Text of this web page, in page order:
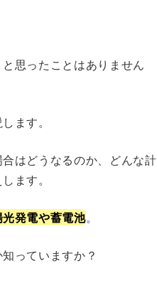
と思ったことはありません
ます。
はどうなるのか、どんな計
ます。
発電や蓄電池。
っていますか？